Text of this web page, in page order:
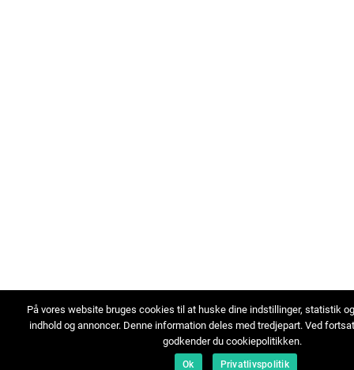
På vores website bruges cookies til at huske dine indstillinger, statistik
indhold og annoncer. Denne information deles med tredjepart. Ved
godkender du cookiepolitikken.
Ok Privatlivspolitik